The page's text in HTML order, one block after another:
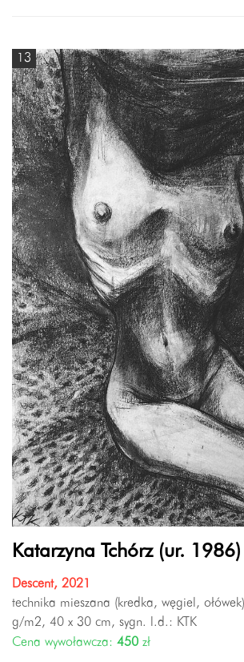
13
Katarzyna Tchórz (ur. 1986)
Descent, 2021
technika mieszana (kredka, węgiel,
g/m2, 40 x 30 cm, sygn. l.d.: KTK
Cena wywoławcza: 450 zł